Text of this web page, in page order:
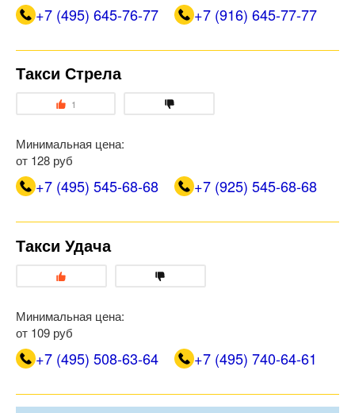
+7 (495) 645-76-77 +7 (916) 645-77-77
Такси Стрела
1
Минимальная цена:
от 128 руб
+7 (495) 545-68-68 +7 (925) 545-68-68
Такси Удача
Минимальная цена:
от 109 руб
+7 (495) 508-63-64 +7 (495) 740-64-61